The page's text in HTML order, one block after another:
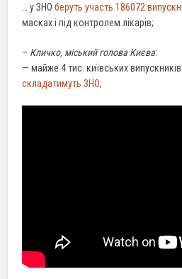
… у ЗНОберуть участь 186072
масках і під контролем лікарів;
– Кличко, міський голова Києва:
— майже 4 тис. київських
складатимуть ЗНО;